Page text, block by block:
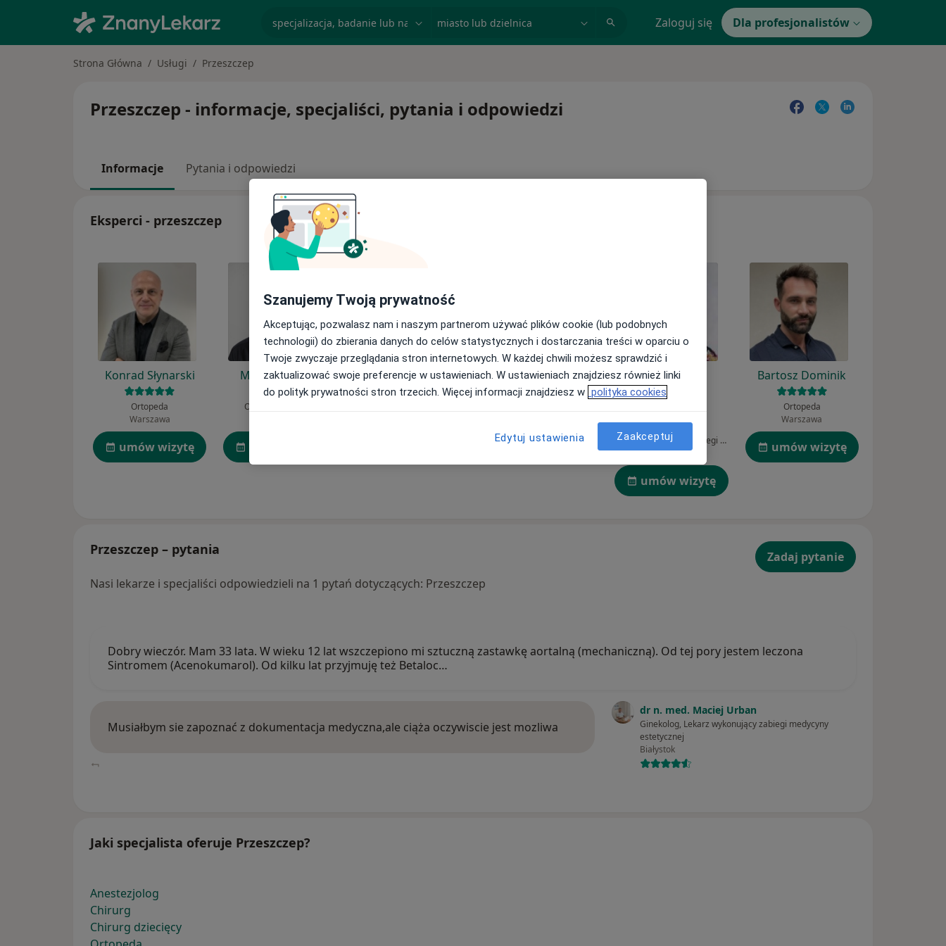
Zaloguj się Dla profesjonalistów
Strona Główna Usługi Przeszczep
Przeszczep - informacje, specjaliści, pytania i odpowiedzi
Informacje Pytania i odpowiedzi
Eksperci - przeszczep
Konrad Słynarski
Ortopeda
Warszawa
umów wizytę
Michał Szyszka
Ortopeda, Chirurg
Maciej Miszczak Paweł Adamczyk
umów wizytę
Marzenna
Majcherczyk-
Lekarz wykonujący zabiegi medycyny estetycznej, Chirurg
Łódź
umów wizytę
Bartosz Dominik
Ortopeda
Warszawa
umów wizytę
Przeszczep – pytania
Zadaj pytanie
Nasi lekarze i specjaliści odpowiedzieli na 1 pytań dotyczących: Przeszczep
Dobry wieczór. Mam 33 lata. W wieku 12 lat wszczepiono mi sztuczną zastawkę aortalną (mechaniczną). Od tej pory jestem leczona
Sintromem (Acenokumarol). Od kilku lat przyjmuję też Betaloc…
dr n. med. Maciej Urban
Ginekolog, Lekarz wykonujący zabiegi medycyny
estetycznej
Białystok
Musiałbym sie zapoznać z dokumentacja medyczna,ale ciąża oczywiscie jest mozliwa
Jaki specjalista oferuje Przeszczep?
Anestezjolog
Chirurg
Chirurg dziecięcy
Szanujemy Twoją prywatność
Akceptując, pozwalasz nam i naszym partnerom używać plików cookie (lub podobnych
technologii) do zbierania danych do celów statystycznych i dostarczania treści w oparciu o
Twoje zwyczaje przeglądania stron internetowych. W każdej chwili możesz sprawdzić i
zaktualizować swoje preferencje w ustawieniach. W ustawieniach znajdziesz również linki
do polityk prywatności stron trzecich. Więcej informacji znajdziesz w polityka cookies
Edytuj ustawienia Zaakceptuj